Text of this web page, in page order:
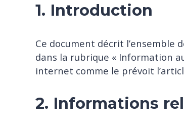
1. Introduction
Ce document décrit
dans la rubrique « Information
internet comme le prévoit
2. Informations